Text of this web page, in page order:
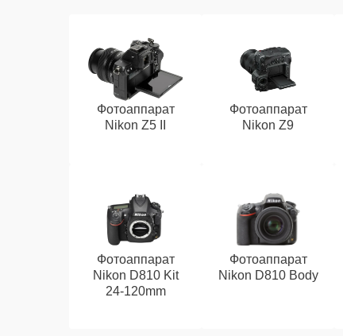
Фотоаппарат
Nikon Z5 II
Фотоаппарат
Nikon Z9
Фотоаппарат
Nikon D810 Kit
24-120mm
Фотоаппарат
Nikon D810 Body